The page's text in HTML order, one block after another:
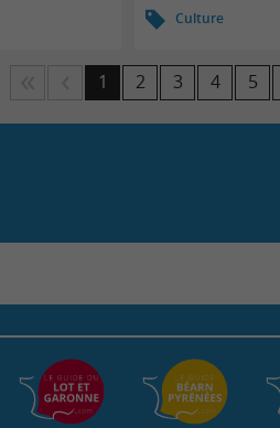
Culture
1 2 3 4 5